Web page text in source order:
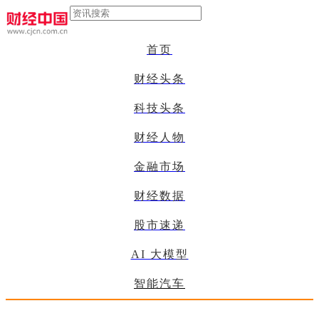
首页
财经头条
科技头条
财经人物
金融市场
财经数据
股市速递
AI 大模型
智能汽车